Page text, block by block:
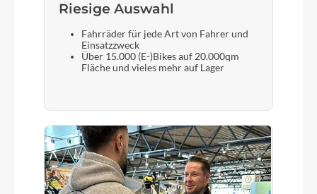
Gabel
Aerium C68X®, Integrated Cable Routing, Flat
Sattelstütze
CUBE Aerium C:68 Aero
Riesige Auswahl
Fahrräder für jede Art von Fahrer und
Einsatzzweck
Über 15.000 (E-)Bikes auf 20.000qm
Fläche und vieles mehr auf Lager